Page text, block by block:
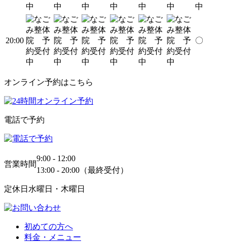
20:00 〇
オンライン予約はこちら
電話で予約
営業時間
9:00 - 12:00
13:00 - 20:00（最終受付）
定休日 水曜日・木曜日
初めての方へ
料金・メニュー